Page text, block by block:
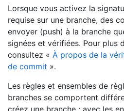
Lorsque vous activez la
requise sur une branche, des
envoyer (push) à la branche
signées et vérifiées. Pour plus
consultez « À propos de la
de commit ».
Les règles et ensembles de
branches se comportent